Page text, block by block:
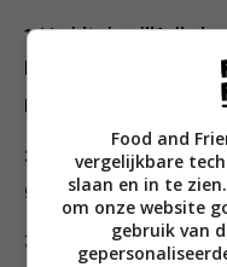
1. Verhit de olijfolie in
knoflook tot de sjalot
peperoncino toe.
2. Voeg de
goudbruin.
3. Blus af met de
Food and
vergelijkbare
slaan en in te
om onze website
gebruik van